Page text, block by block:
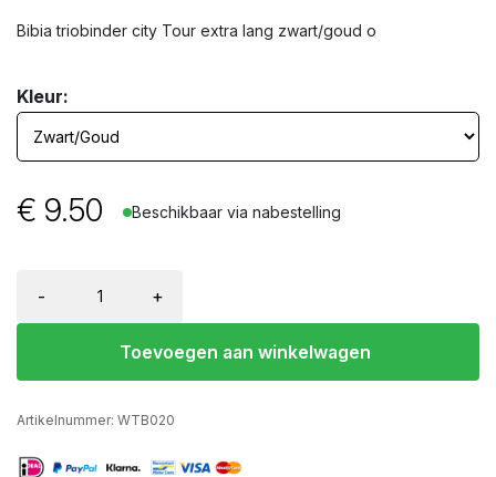
Bibia triobinder city Tour extra lang zwart/goud o
Kleur:
€ 9.50 Beschikbaar via nabestelling
- +
Toevoegen aan winkelwagen
Artikelnummer: WTB020